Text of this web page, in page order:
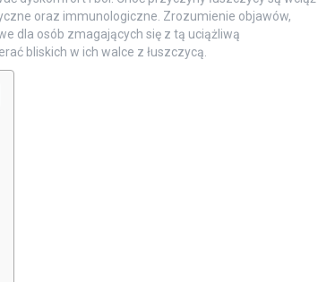
oraz immunologiczne. Zrozumienie objawów,
dla osób zmagających się z tą uciążliwą
bliskich w ich walce z łuszczycą.